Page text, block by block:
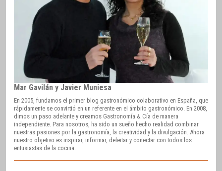
Mar Gavilán y Javier Muniesa
En 2005, fundamos el primer blog gastronómico colaborativo en España, que
rápidamente se convirtió en un referente en el ámbito gastronómico. En 2008,
dimos un paso adelante y creamos Gastronomía & Cía de manera
independiente. Para nosotros, ha sido un sueño hecho realidad combinar
nuestras pasiones por la gastronomía, la creatividad y la divulgación. Ahora
nuestro objetivo es inspirar, informar, deleitar y conectar con todos los
entusiastas de la cocina.